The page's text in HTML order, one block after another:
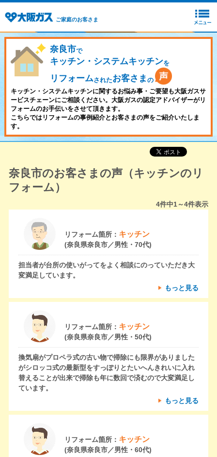
ご家庭のお客さま
奈良市で
キッチン・システムキッチンを
リフォームされたお客さま の
キッチン・システムキッチンに関するお悩み事・ご要望も大阪ガスサ
ービスチェーンにご相談ください。大阪ガスの認定アドバイザーがリ
フォームのお手伝いをさせて頂きます。
こちらではリフォームの事例紹介とお客さまの声をご紹介いたしま
す。
奈良市のお客さまの声（キッチンのリ
フォーム）
4件中1～4件表示
リフォーム箇所： キッチン
(奈良県奈良市／男性・70代)
担当者が台所の使いがってをよく相談にのっていただき大
変満足しています。
もっと見る
リフォーム箇所： キッチン
(奈良県奈良市／男性・50代)
換気扇がプロペラ式の古い物で掃除にも限界がありました
がシロッコ式の最新型をすっぽりとたいへんきれいに入れ
替えることが出来で掃除も年に数回で済むので大変満足し
ています。
もっと見る
リフォーム箇所： キッチン
(奈良県奈良市／男性・60代)